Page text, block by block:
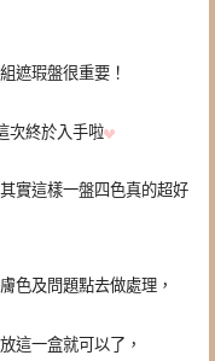
遮瑕盤很重要！
次終於入手啦
實這樣一盤四色真的超好
色及問題點去做處理，
這一盒就可以了，